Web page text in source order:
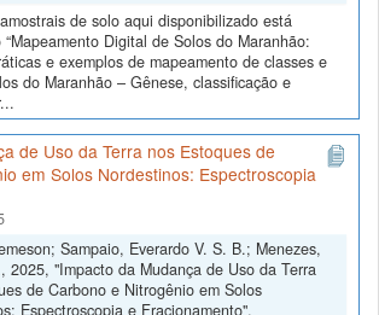
de solo aqui disponibilizado está
Digital de Solos do Maranhão:
e exemplos de mapeamento de classes e
do Maranhão – Gênese, classificação e
de Uso da Terra nos Estoques de
em Solos Nordestinos: Espectroscopia
Sampaio, Everardo V. S. B.; Menezes,
2025, "Impacto da Mudança de Uso da Terra
de Carbono e Nitrogênio em Solos
Espectroscopia e Fracionamento",